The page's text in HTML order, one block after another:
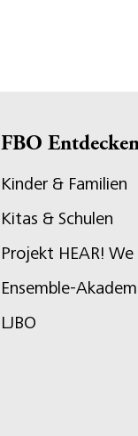
FBO
Kinder & Familien
Kitas & Schulen
Projekt HEAR!
Ensemble-
LJBO